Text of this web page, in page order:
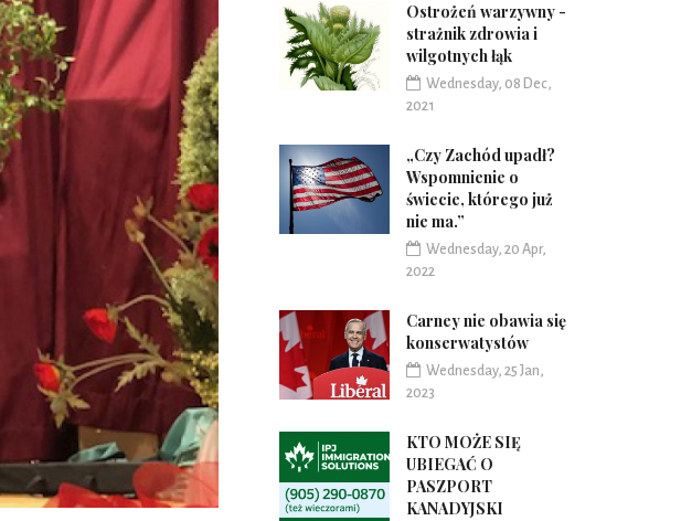
Ostrożeń warzywny -
strażnik zdrowia i
wilgotnych łąk
Wednesday, 08 Dec,
2021
„Czy Zachód upadł?
Wspomnienie o
świecie, którego już
nie ma.”
Wednesday, 20 Apr,
2022
Carney nie obawia się
konserwatystów
Wednesday, 25 Jan,
2023
KTO MOŻE SIĘ
UBIEGAĆ O
PASZPORT
KANADYJSKI